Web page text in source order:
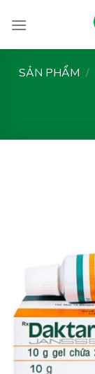
SẢN PHẨM /